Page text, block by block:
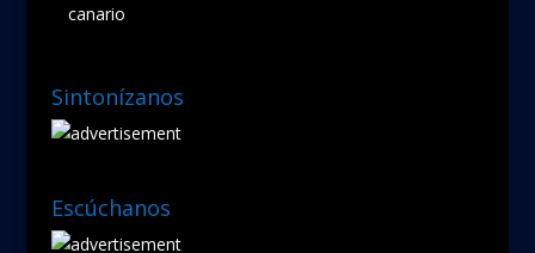
canario
Sintonízanos
Escúchanos